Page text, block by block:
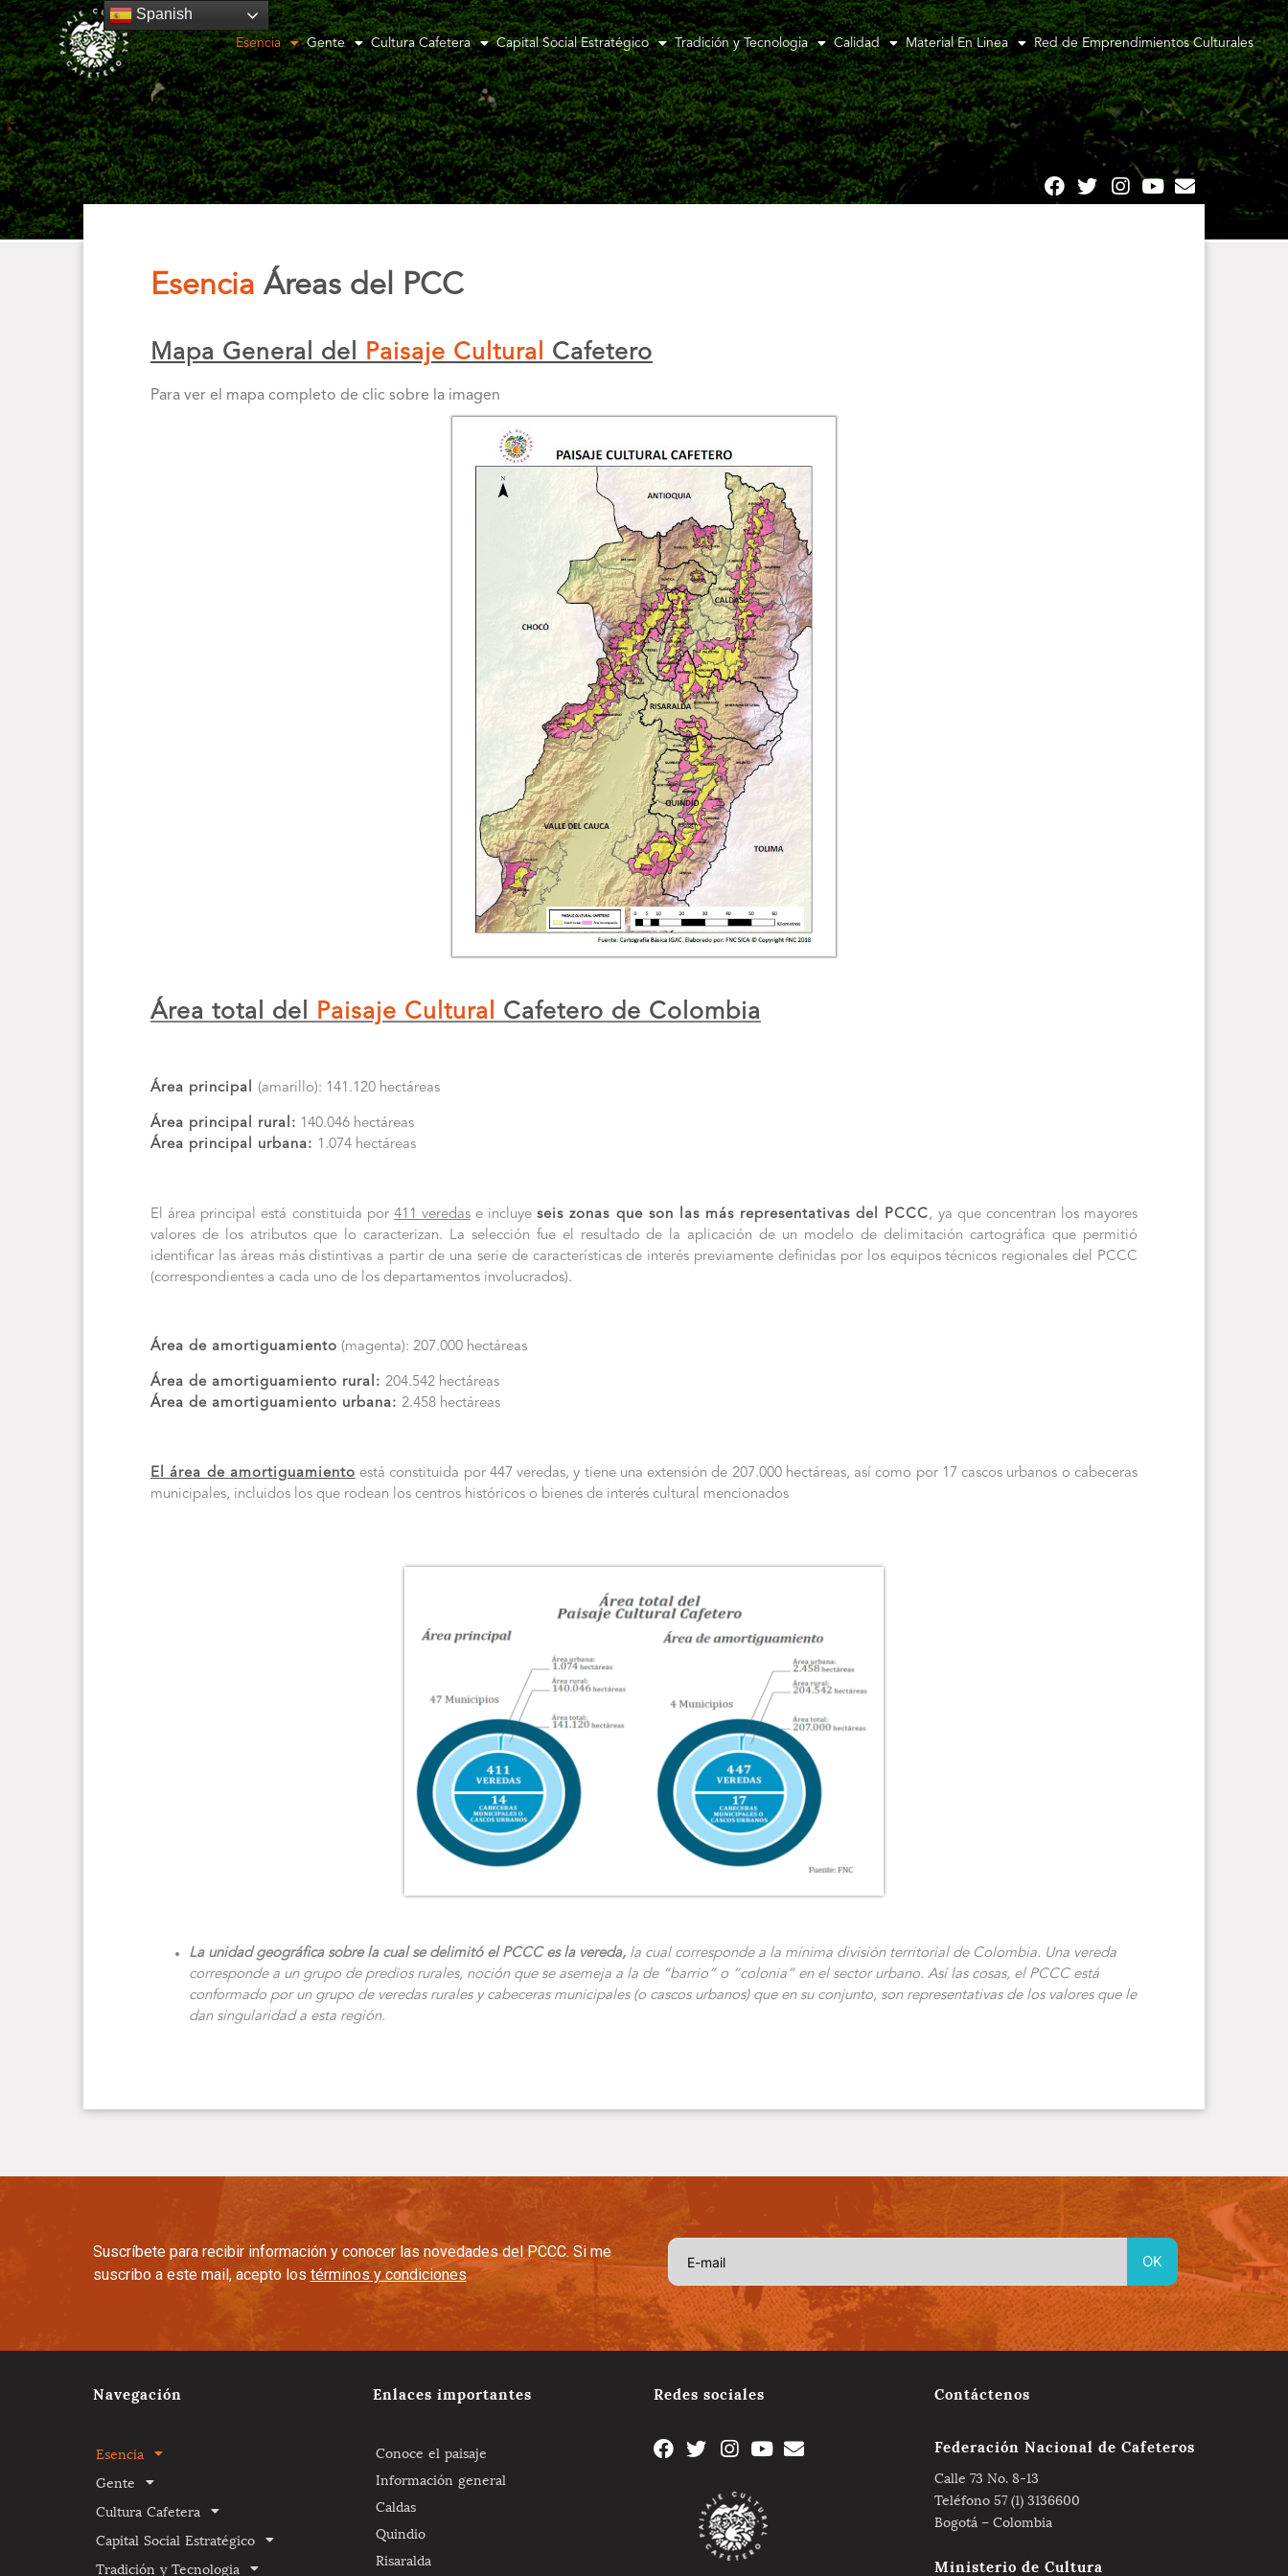
Esencia Gente Cultura Cafetera Capital Social Estratégico Tradición y Tecnologia Calidad Material En Linea Red de Emprendimientos Culturales
Esencia Áreas del PCC
Mapa General del Paisaje Cultural Cafetero
Para ver el mapa completo de clic sobre la imagen
Área total del Paisaje Cultural Cafetero de Colombia
Área principal (amarillo): 141.120 hectáreas
Área principal rural: 140.046 hectáreas
Área principal urbana: 1.074 hectáreas
El área principal está constituida por 411 veredase incluyeseis zonas que son las más representativas del PCCC, ya que concentran los mayores
valores de los atributos que lo caracterizan. La selección fue el resultado de la aplicación de un modelo de delimitación cartográfica que permitió
identificar las áreas más distintivas a partir de una serie de características de interés previamente definidas por los equipos técnicos regionales del PCCC
(correspondientes a cada uno de los departamentos involucrados).
Área de amortiguamiento (magenta): 207.000 hectáreas
Área de amortiguamiento rural: 204.542 hectáreas
Área de amortiguamiento urbana: 2.458 hectáreas
El área de amortiguamiento está constituida por 447 veredas, y tiene una extensión de 207.000 hectáreas, así como por 17 cascos urbanos o cabeceras
municipales, incluidos los que rodean los centros históricos o bienes de interés cultural mencionados
La unidad geográfica sobre la cual se delimitó el PCCC es la vereda, la cual corresponde a la mínima división territorial de Colombia. Una vereda
corresponde a un grupo de predios rurales, noción que se asemeja a la de “barrio” o “colonia” en el sector urbano. Así las cosas, el PCCC está
conformado por un grupo de veredas rurales y cabeceras municipales (o cascos urbanos) que en su conjunto, son representativas de los valores que le
dan singularidad a esta región.
Suscríbete para recibir información y conocer las novedades del PCCC. Si me
suscribo a este mail, acepto los términos y condiciones
Navegación
Esencia
Gente
Cultura Cafetera
Capital Social Estratégico
Tradición y Tecnologia
Enlaces importantes
Conoce el paisaje
Información general
Caldas
Quindio
Risaralda
Redes sociales Contáctenos
Federación Nacional de Cafeteros
Calle 73 No. 8-13
Teléfono 57 (1) 3136600
Bogotá – Colombia
Ministerio de Cultura
Spanish